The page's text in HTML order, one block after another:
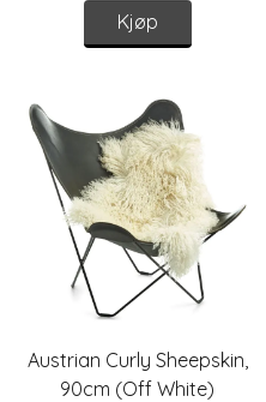
Kjøp
Austrian Curly Sheepskin,
90cm (Off White)